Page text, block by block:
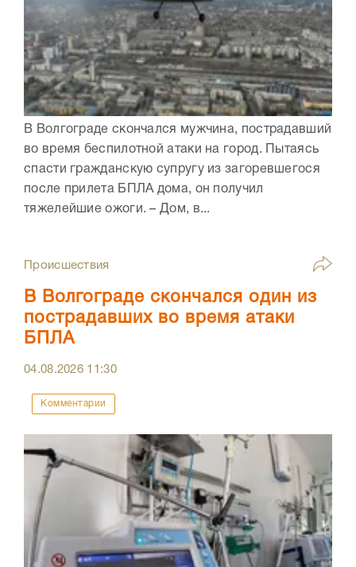
В Волгограде скончался мужчина, пострадавший
во время беспилотной атаки на город. Пытаясь
спасти гражданскую супругу из загоревшегося
после прилета БПЛА дома, он получил
тяжелейшие ожоги. – Дом, в...
Происшествия
В Волгограде скончался один из
пострадавших во время атаки
БПЛА
04.08.2026 11:30
Комментарии